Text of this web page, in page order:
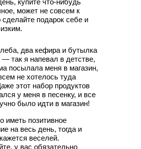
купите что-нибудь
может не совсем к
сделайте подарок себе и
два кефира и бутылка
— так я напевал в детстве,
посылала меня в магазин,
не хотелось туда
этот набор продуктов
у меня в песенку, и все
было идти в магазин!
иметь позитивное
на весь день, тогда и
веселей.
у вас обязательно